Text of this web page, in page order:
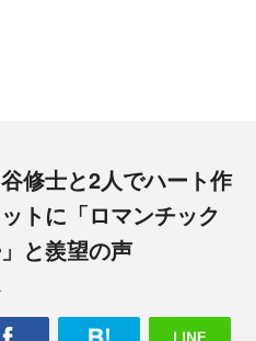
修士と2人でハート作
トに「ロマンチック
と羨望の声